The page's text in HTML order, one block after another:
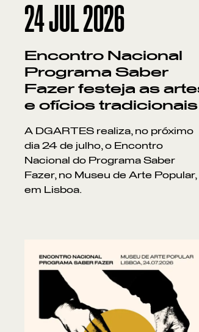
24JUL 2026
Encontro Nacional
Programa Saber
Fazer festeja as
e ofícios tradicionais
A DGARTES realiza, no próximo
dia 24 de julho, o Encontro
Nacional do Programa Saber
Fazer, no Museu de Arte Popular,
em Lisboa.